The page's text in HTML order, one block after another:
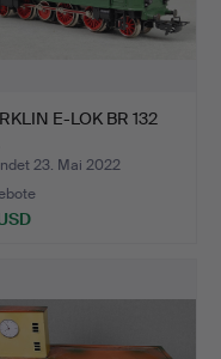
E-LOK BR 132
23. Mai 2022